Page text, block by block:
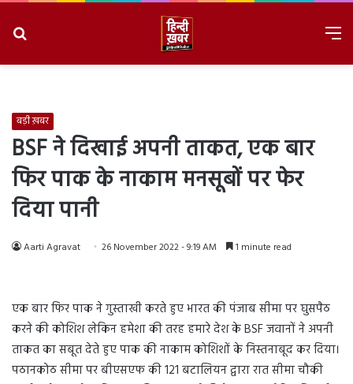
बड़ी ख़बर
BSF ने दिखाई अपनी ताकत, एक बार
फिर पाक के नाकाम मनसूबों पर फेर
दिया पानी
Aarti Agravat 26 November 2022 - 9:19 AM 1 minute read
एक बार फिर पाक ने गुस्ताखी करते हुए भारत की पंजाब सीमा पर घुसपैठ
करने की कोशिश लेकिन हमेशा की तरह हमारे देश के BSF जवानों ने अपनी
ताकत का सबूत देते हुए पाक की नाकाम कोशिशों के निस्तनाबूद कर दिया।
पठानकोठ सीमा पर बीएसएफ की 121 बटालियन द्वारा रात सीमा चौकी